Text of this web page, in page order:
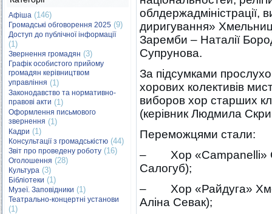
Афіша (146)
Громадські обговорення 2025 (9)
Доступ до публічної інформації
(1)
Звернення громадян (3)
Графік особистого прийому
громадян керівництвом
управління (1)
Законодавство та нормативно-
правові акти (1)
Оформлення письмового
звернення (1)
Кадри (1)
Консультації з громадськістю (44)
Звіт про проведену роботу (16)
Оголошення (28)
Культура (3)
Бібліотеки (1)
Музеї. Заповідники (1)
Театрально-концертні установи
(1)
облдержадміністрації,
диригування»
Заремби – Наталії
Супрунова.
За підсумками
хорових колективів
виборов хор старших
(керівник Людмила
Переможцями стали:
– Хор «Campanelli»
Салогуб);
– Хор «Райдуга»
Аліна Севак);